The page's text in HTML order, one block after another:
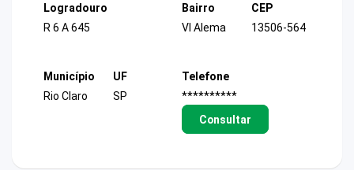
Logradouro
R 6 A 645
Bairro
Vl Alema
CEP
13506-564
Município
Rio Claro
UF
SP
Telefone
**********
Consultar